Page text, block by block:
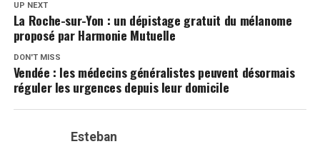
UP NEXT
La Roche-sur-Yon : un dépistage gratuit du mélanome
proposé par Harmonie Mutuelle
DON'T MISS
Vendée : les médecins généralistes peuvent désormais
réguler les urgences depuis leur domicile
Esteban